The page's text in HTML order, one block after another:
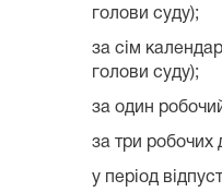
голови суду);
за сім
голови суду);
за один
за три робочих
у період